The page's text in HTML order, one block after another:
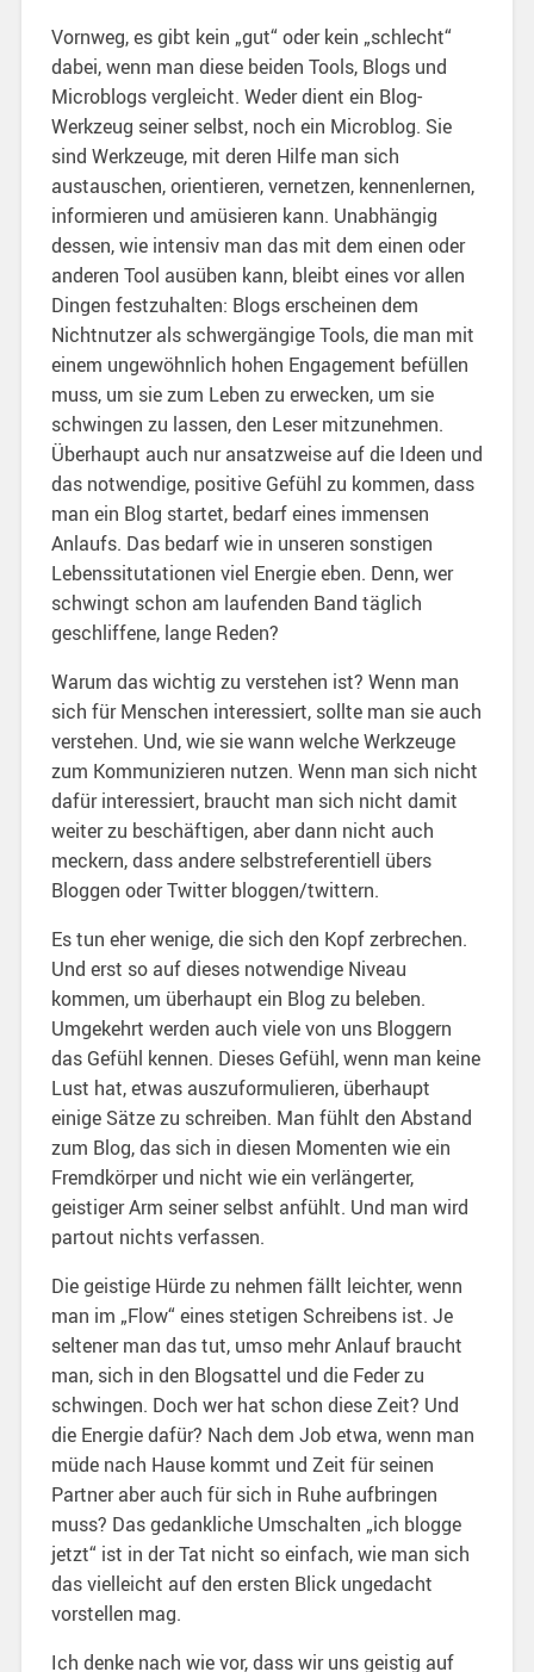
Vornweg, es gibt kein „gut“ oder kein „schlecht“
dabei, wenn man diese beiden Tools, Blogs und
Microblogs vergleicht. Weder dient ein Blog-
Werkzeug seiner selbst, noch ein Microblog. Sie
sind Werkzeuge, mit deren Hilfe man sich
austauschen, orientieren, vernetzen, kennenlernen,
informieren und amüsieren kann. Unabhängig
dessen, wie intensiv man das mit dem einen oder
anderen Tool ausüben kann, bleibt eines vor allen
Dingen festzuhalten: Blogs erscheinen dem
Nichtnutzer als schwergängige Tools, die man mit
einem ungewöhnlich hohen Engagement befüllen
muss, um sie zum Leben zu erwecken, um sie
schwingen zu lassen, den Leser mitzunehmen.
Überhaupt auch nur ansatzweise auf die Ideen und
das notwendige, positive Gefühl zu kommen, dass
man ein Blog startet, bedarf eines immensen
Anlaufs. Das bedarf wie in unseren sonstigen
Lebenssitutationen viel Energie eben. Denn, wer
schwingt schon am laufenden Band täglich
geschliffene, lange Reden?
Warum das wichtig zu verstehen ist? Wenn man
sich für Menschen interessiert, sollte man sie auch
verstehen. Und, wie sie wann welche Werkzeuge
zum Kommunizieren nutzen. Wenn man sich nicht
dafür interessiert, braucht man sich nicht damit
weiter zu beschäftigen, aber dann nicht auch
meckern, dass andere selbstreferentiell übers
Bloggen oder Twitter bloggen/twittern.
Es tun eher wenige, die sich den Kopf zerbrechen.
Und erst so auf dieses notwendige Niveau
kommen, um überhaupt ein Blog zu beleben.
Umgekehrt werden auch viele von uns Bloggern
das Gefühl kennen. Dieses Gefühl, wenn man keine
Lust hat, etwas auszuformulieren, überhaupt
einige Sätze zu schreiben. Man fühlt den Abstand
zum Blog, das sich in diesen Momenten wie ein
Fremdkörper und nicht wie ein verlängerter,
geistiger Arm seiner selbst anfühlt. Und man wird
partout nichts verfassen.
Die geistige Hürde zu nehmen fällt leichter, wenn
man im „Flow“ eines stetigen Schreibens ist. Je
seltener man das tut, umso mehr Anlauf braucht
man, sich in den Blogsattel und die Feder zu
schwingen. Doch wer hat schon diese Zeit? Und
die Energie dafür? Nach dem Job etwa, wenn man
müde nach Hause kommt und Zeit für seinen
Partner aber auch für sich in Ruhe aufbringen
muss? Das gedankliche Umschalten „ich blogge
jetzt“ ist in der Tat nicht so einfach, wie man sich
das vielleicht auf den ersten Blick ungedacht
vorstellen mag.
Ich denke nach wie vor, dass wir uns geistig auf